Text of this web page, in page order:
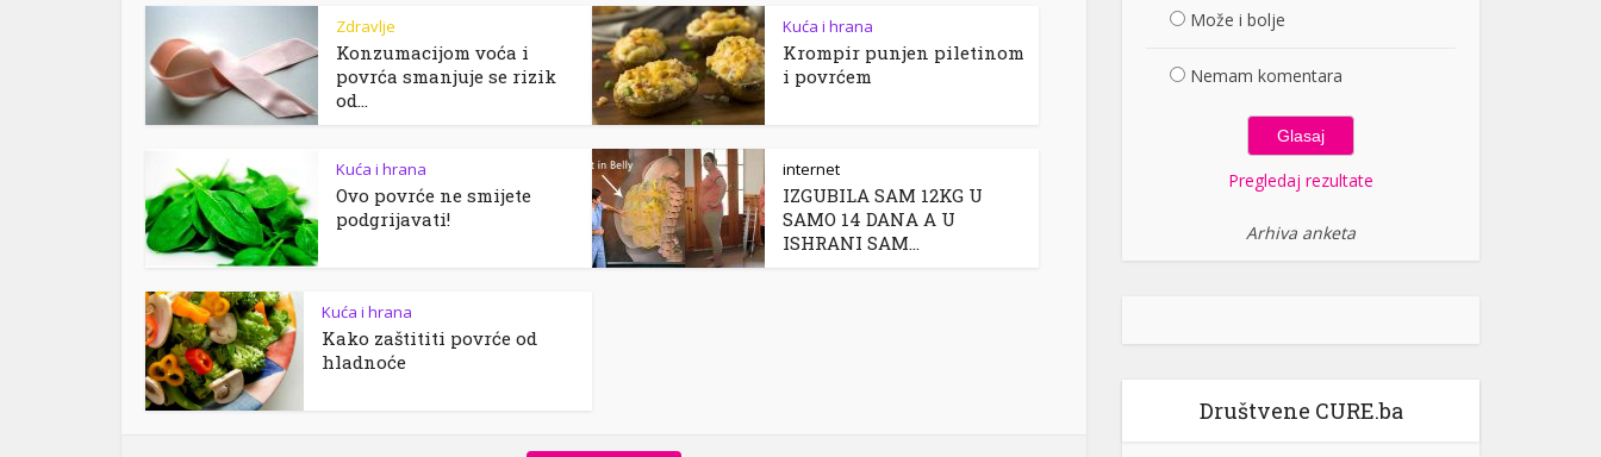
Zdravlje
Konzumacijom voća i
povrća smanjuje se rizik
od...
Kuća i hrana
Krompir punjen piletinom
i povrćem
Kuća i hrana
Ovo povrće ne smijete
podgrijavati!
internet
IZGUBILA SAM 12KG U
SAMO 14 DANA A U
ISHRANI SAM...
Kuća i hrana
Kako zaštititi povrće od
hladnoće
Može i bolje
Nemam komentara
Pregledaj rezultate
Arhiva anketa
Društvene CURE.ba